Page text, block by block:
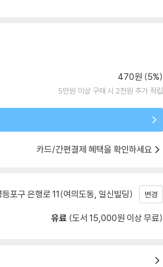
470원 (5%)
5만원 이상 구매 시 2천원 추가 적립
카드/간편결제 혜택을 확인하세요
포구 은행로 11(여의도동, 일신빌딩) 변경
유료 (도서 15,000원 이상 무료)